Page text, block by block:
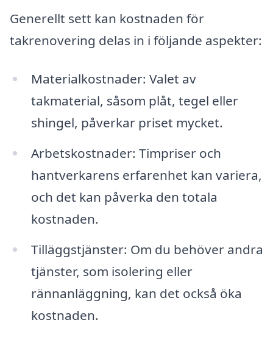
Generellt sett kan kostnaden för
takrenovering delas in i följande aspekter:
Materialkostnader: Valet av
takmaterial, såsom plåt, tegel eller
shingel, påverkar priset mycket.
Arbetskostnader: Timpriser och
hantverkarens erfarenhet kan variera,
och det kan påverka den totala
kostnaden.
Tilläggstjänster: Om du behöver andra
tjänster, som isolering eller
rännanläggning, kan det också öka
kostnaden.